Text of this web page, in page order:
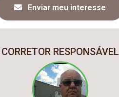
Enviar meu interesse
CORRETOR RESPONSÁVEL